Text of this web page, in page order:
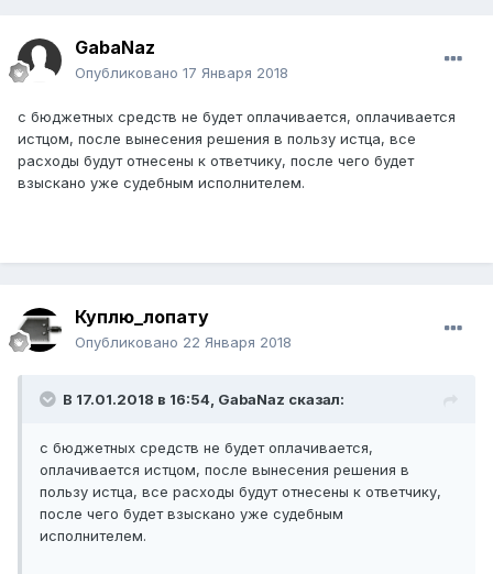
GabaNaz
Опубликовано 17 Января 2018
с бюджетных средств не будет оплачивается, оплачивается
истцом, после вынесения решения в пользу истца, все
расходы будут отнесены к ответчику, после чего будет
взыскано уже судебным исполнителем.
Куплю_лопату
Опубликовано 22 Января 2018
В 17.01.2018 в 16:54, GabaNaz сказал:
с бюджетных средств не будет оплачивается,
оплачивается истцом, после вынесения решения в
пользу истца, все расходы будут отнесены к ответчику,
после чего будет взыскано уже судебным
исполнителем.